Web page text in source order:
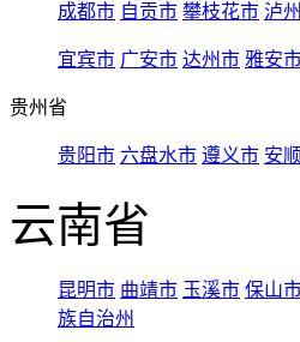
成都市 自贡市 攀枝花市 泸
宜宾市 广安市 达州市 雅安
贵州省
贵阳市 六盘水市 遵义市 安
云南省
昆明市 曲靖市 玉溪市 保山
族自治州